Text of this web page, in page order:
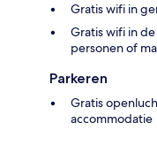
Gratis wifi in
Gratis wifi in
personen of
Parkeren
Gratis
accommodatie